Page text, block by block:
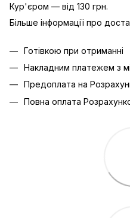
Кур'єром — від 130 грн.
Більше інформації про
Готівкою при отриманні
Накладним платежем з
Предоплата на
Повна оплата